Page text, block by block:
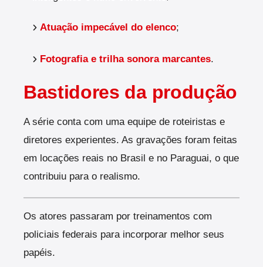
Atuação impecável do elenco;
Fotografia e trilha sonora marcantes.
Bastidores da produção
A série conta com uma equipe de roteiristas e
diretores experientes. As gravações foram feitas
em locações reais no Brasil e no Paraguai, o que
contribuiu para o realismo.
Os atores passaram por treinamentos com
policiais federais para incorporar melhor seus
papéis.